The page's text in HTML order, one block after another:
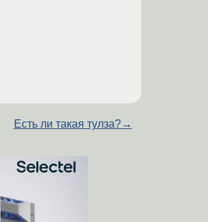
Есть ли такая тулза?→